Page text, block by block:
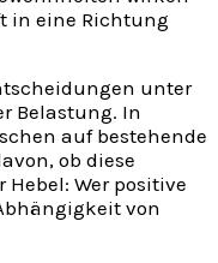
in eine Richtung
unter
Belastung. In
auf bestehende
ob diese
Wer positive
von